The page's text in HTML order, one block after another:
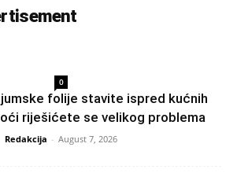
0
folije stavite ispred kućnih
riješićete se velikog problema
Redakcija - August 7, 2026